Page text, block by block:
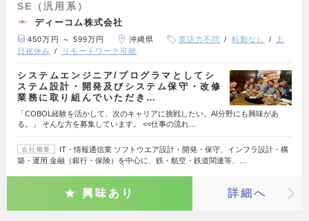
SE（汎用系）
ディーコム株式会社
450万円 ～ 599万円 沖縄県 英語力不問 転勤なし
土
日祝休み
リモートワーク可能
システムエンジニア/プログラマとしてシ
ステム設計・開発及びシステム保守・改修
業務に取り組んでいただき…
「COBOL経験を活かして、次のキャリアに挑戦したい。AI分野にも興味があ
る。」 そんな方を募集しています。 <<仕事の流れ…
会社概要
IT・情報通信業 ソフトウエア設計・開発・保守、インフラ設計・構
築・運用 金融（銀行・保険）を中心に、鉄・航空・鉄道関連等、…
興味あり 詳細へ